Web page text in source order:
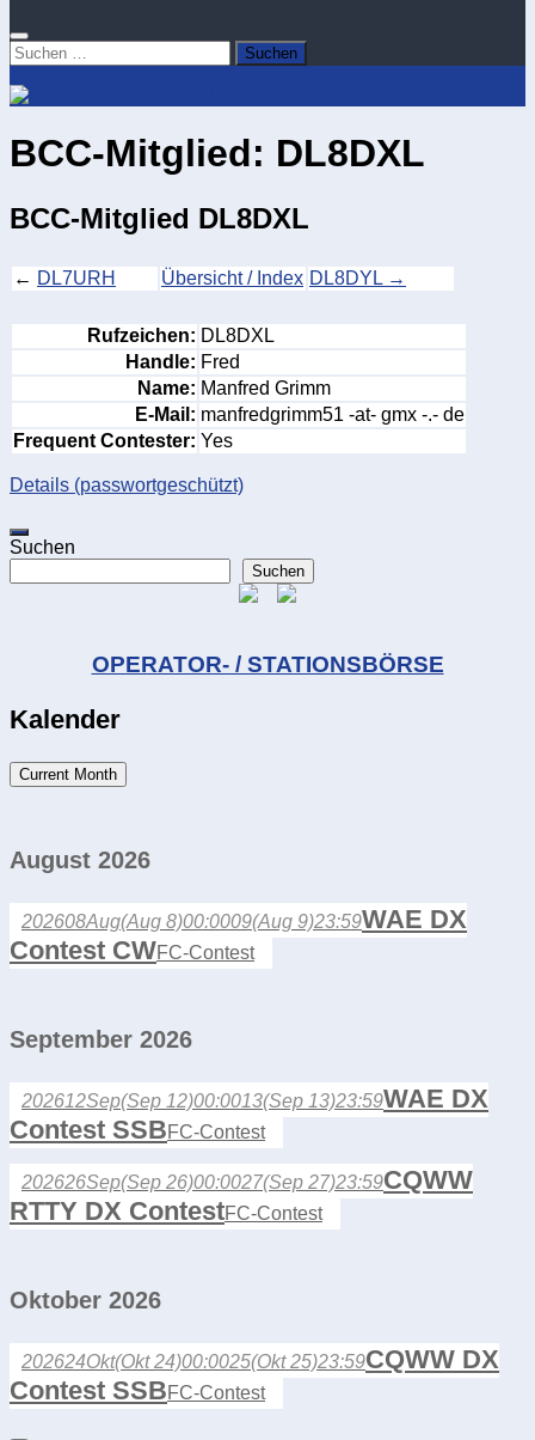
Suchen
nach:
BCC-Mitglied: DL8DXL
BCC-Mitglied DL8DXL
← DL7URH Übersicht / Index DL8DYL →
Rufzeichen: DL8DXL
Handle: Fred
Name: Manfred Grimm
E-Mail: manfredgrimm51 -at- gmx -.- de
Frequent Contester: Yes
Details (passwortgeschützt)
Suchen
Suchen
OPERATOR- / STATIONSBÖRSE
Kalender
Current Month
August 2026
202608Aug(Aug 8)00:0009(Aug 9)23:59WAE DX
Contest CWFC-Contest
September 2026
202612Sep(Sep 12)00:0013(Sep 13)23:59WAE DX
Contest SSBFC-Contest
202626Sep(Sep 26)00:0027(Sep 27)23:59CQWW
RTTY DX ContestFC-Contest
Oktober 2026
202624Okt(Okt 24)00:0025(Okt 25)23:59CQWW DX
Contest SSBFC-Contest